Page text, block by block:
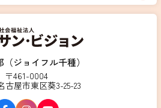
ジョイフル千種）
〒461-0004
古屋市東区葵3-25-23